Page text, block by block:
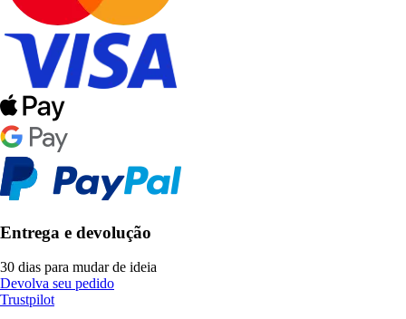
Entrega e devolução
30 dias para mudar de ideia
Devolva seu pedido
Trustpilot